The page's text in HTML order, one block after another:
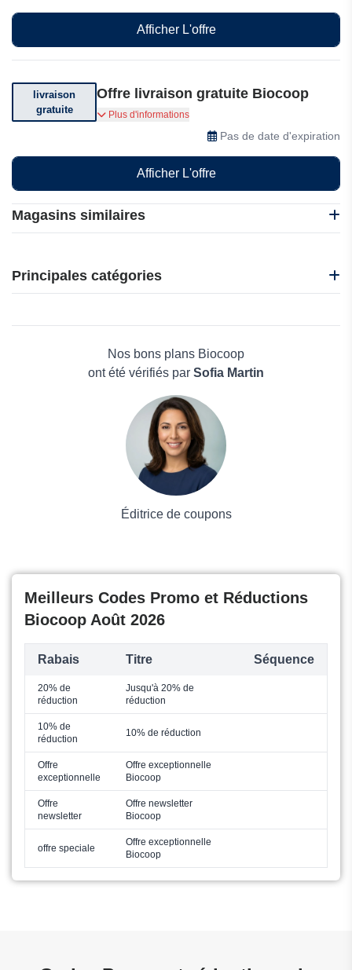
Magasins similaires
Joom
DHgate
Principales catégories
Maison & JardinNos bons plans Biocoop
ont été vérifiés par Sofia Martin
Éditrice de coupons
Afficher L'offre
livraison
gratuite
Offre livraison gratuite Biocoop
Livraison offerte sur votre commande.
Conditions générales applicables.
Plus d'informations
Pas de date d'expiration
Afficher L'offre
Meilleurs Codes Promo et Réductions
Biocoop Août 2026
Rabais Titre Séquence
20% de
réduction
Jusqu'à 20% de
réduction
10% de
réduction
10% de réduction
Offre
exceptionnelle
Offre exceptionnelle
Biocoop
Offre
newsletter
Offre newsletter
Biocoop
offre speciale
Offre exceptionnelle
Biocoop